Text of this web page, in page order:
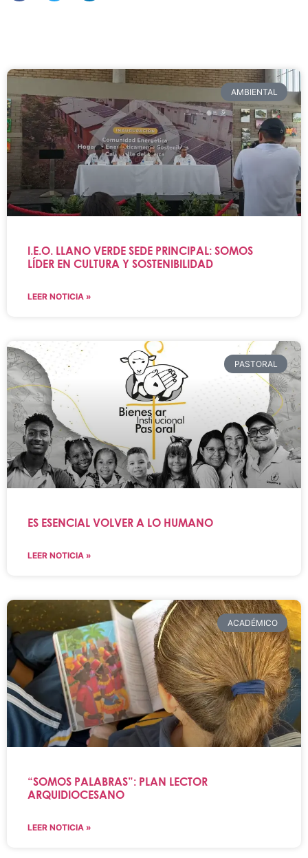
AMBIENTAL
I.E.O. LLANO VERDE SEDE PRINCIPAL: SOMOS
LÍDER EN CULTURA Y SOSTENIBILIDAD
LEER NOTICIA »
PASTORAL
ES ESENCIAL VOLVER A LO HUMANO
LEER NOTICIA »
ACADÉMICO
“SOMOS PALABRAS”: PLAN LECTOR
ARQUIDIOCESANO
LEER NOTICIA »